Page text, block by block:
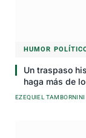
HUMOR
Un traspaso
haga más de
EZEQUIEL TAMBORNINI